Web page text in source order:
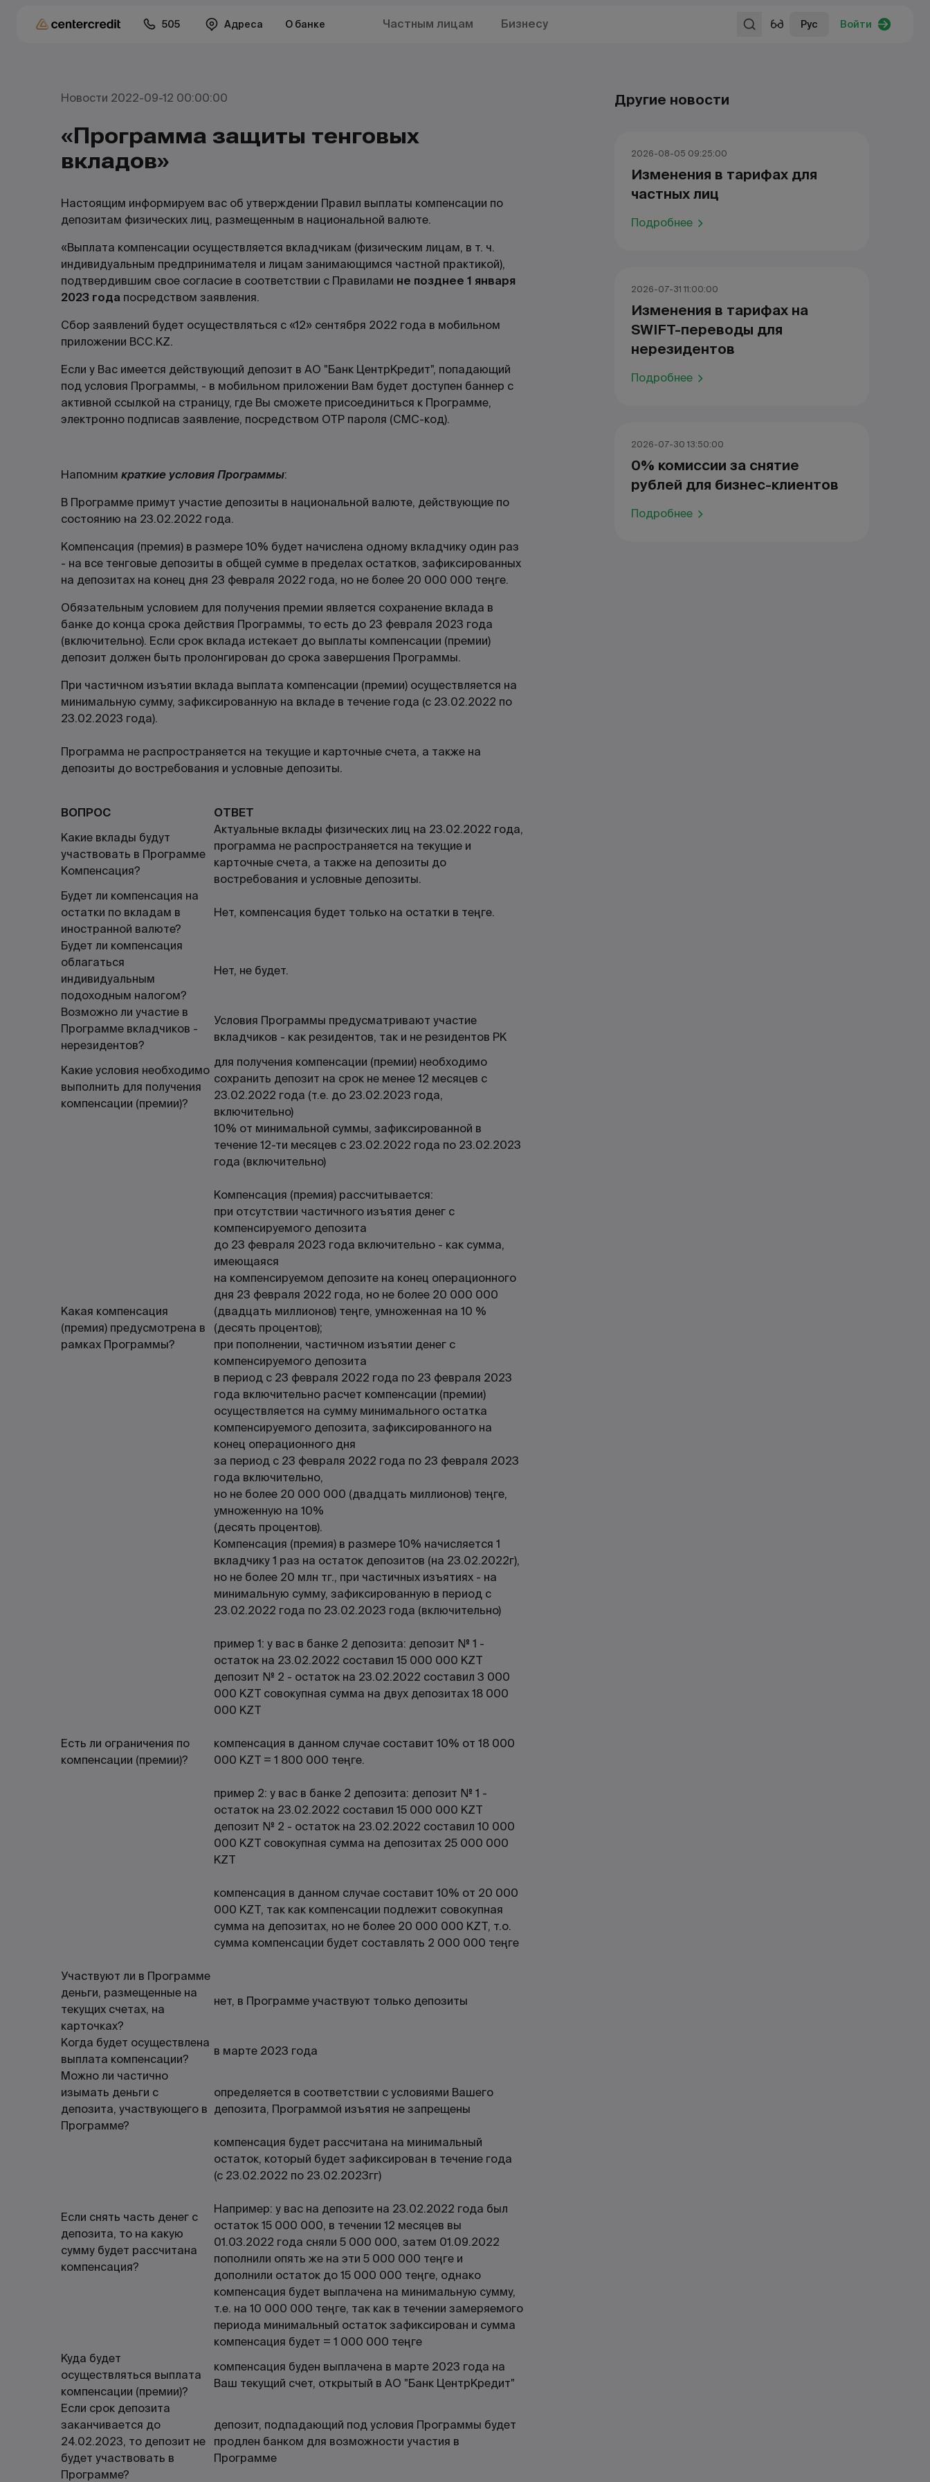
505 Адреса О банке Частным лицам Бизнесу Рус Войти
Новости 2022-09-12 00:00:00
«Программа защиты тенговых
вкладов»
Настоящим информируем вас об утверждении Правил выплаты компенсации по
депозитам физических лиц, размещенным в национальной валюте.
«Выплата компенсации осуществляется вкладчикам (физическим лицам, в т. ч.
индивидуальным предпринимателя и лицам занимающимся частной практикой),
подтвердившим свое согласие в соответствии с Правилами не позднее 1 января
2023 года посредством заявления.
Сбор заявлений будет осуществляться с «12» сентября 2022 года в мобильном
приложении BCC.KZ.
Если у Вас имеется действующий депозит в АО "Банк ЦентрКредит", попадающий
под условия Программы, - в мобильном приложении Вам будет доступен баннер с
активной ссылкой на страницу, где Вы сможете присоединиться к Программе,
электронно подписав заявление, посредством ОТР пароля (СМС-код).
Напомним краткие условия Программы:
В Программе примут участие депозиты в национальной валюте, действующие по
состоянию на 23.02.2022 года.
Компенсация (премия) в размере 10% будет начислена одному вкладчику один раз
- на все тенговые депозиты в общей сумме в пределах остатков, зафиксированных
на депозитах на конец дня 23 февраля 2022 года, но не более 20 000 000 теңге.
Обязательным условием для получения премии является сохранение вклада в
банке до конца срока действия Программы, то есть до 23 февраля 2023 года
(включительно). Если срок вклада истекает до выплаты компенсации (премии)
депозит должен быть пролонгирован до срока завершения Программы.
При частичном изъятии вклада выплата компенсации (премии) осуществляется на
минимальную сумму, зафиксированную на вкладе в течение года (с 23.02.2022 по
23.02.2023 года).
Программа не распространяется на текущие и карточные счета, а также на
депозиты до востребования и условные депозиты.
ВОПРОС
ОТВЕТ
Какие вклады будут
участвовать в Программе
Компенсация?
Актуальные вклады физических лиц на 23.02.2022 года,
программа не распространяется на текущие и
карточные счета, а также на депозиты до
востребования и условные депозиты.
Будет ли компенсация на
остатки по вкладам в
иностранной валюте?
Нет, компенсация будет только на остатки в теңге.
Будет ли компенсация
облагаться
индивидуальным
подоходным налогом?
Нет, не будет.
Возможно ли участие в
Программе вкладчиков -
нерезидентов?
Условия Программы предусматривают участие
вкладчиков - как резидентов, так и не резидентов РК
Какие условия необходимо
выполнить для получения
компенсации (премии)?
для получения компенсации (премии) необходимо
сохранить депозит на срок не менее 12 месяцев с
23.02.2022 года (т.е. до 23.02.2023 года,
включительно)
Какая компенсация
(премия) предусмотрена в
рамках Программы?
10% от минимальной суммы, зафиксированной в
течение 12-ти месяцев с 23.02.2022 года по 23.02.2023
года (включительно)
Компенсация (премия) рассчитывается:
при отсутствии частичного изъятия денег с
компенсируемого депозита
до 23 февраля 2023 года включительно - как сумма,
имеющаяся
на компенсируемом депозите на конец операционного
дня 23 февраля 2022 года, но не более 20 000 000
(двадцать миллионов) теңге, умноженная на 10 %
(десять процентов);
при пополнении, частичном изъятии денег с
компенсируемого депозита
в период с 23 февраля 2022 года по 23 февраля 2023
года включительно расчет компенсации (премии)
осуществляется на сумму минимального остатка
компенсируемого депозита, зафиксированного на
конец операционного дня
за период с 23 февраля 2022 года по 23 февраля 2023
года включительно,
но не более 20 000 000 (двадцать миллионов) теңге,
умноженную на 10%
(десять процентов).
Есть ли ограничения по
компенсации (премии)?
Компенсация (премия) в размере 10% начисляется 1
вкладчику 1 раз на остаток депозитов (на 23.02.2022г),
но не более 20 млн тг., при частичных изъятиях - на
минимальную сумму, зафиксированную в период с
23.02.2022 года по 23.02.2023 года (включительно)
пример 1: у вас в банке 2 депозита: депозит № 1 -
остаток на 23.02.2022 составил 15 000 000 KZT
депозит № 2 - остаток на 23.02.2022 составил 3 000
000 KZT совокупная сумма на двух депозитах 18 000
000 KZT
компенсация в данном случае составит 10% от 18 000
000 KZT = 1 800 000 теңге.
пример 2: у вас в банке 2 депозита: депозит № 1 -
остаток на 23.02.2022 составил 15 000 000 KZT
депозит № 2 - остаток на 23.02.2022 составил 10 000
000 KZT совокупная сумма на депозитах 25 000 000
KZT
компенсация в данном случае составит 10% от 20 000
000 KZT, так как компенсации подлежит совокупная
сумма на депозитах, но не более 20 000 000 KZT, т.о.
сумма компенсации будет составлять 2 000 000 теңге
Участвуют ли в Программе
деньги, размещенные на
текущих счетах, на
карточках?
нет, в Программе участвуют только депозиты
Когда будет осуществлена
выплата компенсации?
в марте 2023 года
Можно ли частично
изымать деньги с
депозита, участвующего в
Программе?
определяется в соответствии с условиями Вашего
депозита, Программой изъятия не запрещены
Если снять часть денег с
депозита, то на какую
сумму будет рассчитана
компенсация?
компенсация будет рассчитана на минимальный
остаток, который будет зафиксирован в течение года
(с 23.02.2022 по 23.02.2023гг)
Например: у вас на депозите на 23.02.2022 года был
остаток 15 000 000, в течении 12 месяцев вы
01.03.2022 года сняли 5 000 000, затем 01.09.2022
пополнили опять же на эти 5 000 000 теңге и
дополнили остаток до 15 000 000 теңге, однако
компенсация будет выплачена на минимальную сумму,
т.е. на 10 000 000 теңге, так как в течении замеряемого
периода минимальный остаток зафиксирован и сумма
компенсация будет = 1 000 000 теңге
Куда будет
осуществляться выплата
компенсации (премии)?
компенсация буден выплачена в марте 2023 года на
Ваш текущий счет, открытый в АО "Банк ЦентрКредит"
Если срок депозита
заканчивается до
24.02.2023, то депозит не
будет участвовать в
Программе?
депозит, подпадающий под условия Программы будет
продлен банком для возможности участия в
Программе
Другие новости
2026-08-05 09:25:00
Изменения в тарифах для
частных лиц
Подробнее
2026-07-31 11:00:00
Изменения в тарифах на
SWIFT-переводы для
нерезидентов
Подробнее
2026-07-30 13:50:00
0% комиссии за снятие
рублей для бизнес-клиентов
Подробнее